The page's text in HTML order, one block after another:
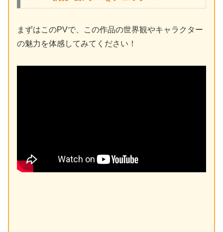
まずはこのPVで、この作品の世界観やキャラクター
の魅力を体感してみてください！